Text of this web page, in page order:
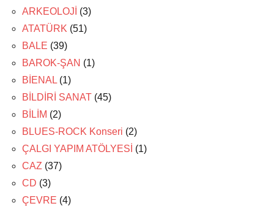
ARKEOLOJİ (3)
ATATÜRK (51)
BALE (39)
BAROK-ŞAN (1)
BİENAL (1)
BİLDİRİ SANAT (45)
BİLİM (2)
BLUES-ROCK Konseri (2)
ÇALGI YAPIM ATÖLYESİ (1)
CAZ (37)
CD (3)
ÇEVRE (4)